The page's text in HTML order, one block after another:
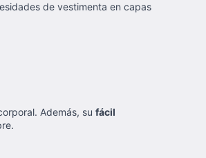
de vestimenta en capas
Además, su fácil